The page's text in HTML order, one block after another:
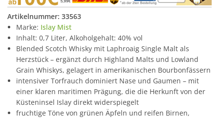
Artikelnummer: 33563
Marke: Islay Mist
Inhalt: 0,7 Liter, Alkoholgehalt: 40% vol
Blended Scotch Whisky mit Laphroaig Single Malt als
Herzstück – ergänzt durch Highland Malts und Lowland
Grain Whiskys, gelagert in amerikanischen Bourbonfässern
intensiver Torfrauch dominiert Nase und Gaumen – mit
einer klaren maritimen Prägung, die die Herkunft von der
Küsteninsel Islay direkt widerspiegelt
fruchtige Töne von grünen Äpfeln und reifen Birnen,